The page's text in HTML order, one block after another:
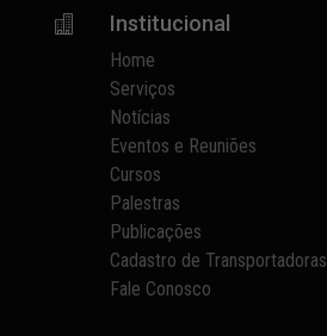
 Institucional
Home
Serviços
Notícias
Eventos e Reuniões
Cursos
Palestras
Publicações
Cadastro de Transportadoras
Fale Conosco